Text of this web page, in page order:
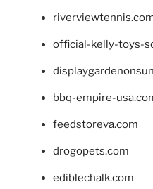
official-kelly-toys-
bbq-empire-
feedstoreva.com
drogopets.com
ediblechalk.com